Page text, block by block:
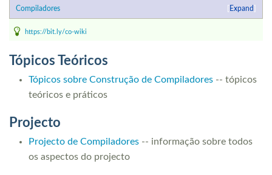
investigação
In other languages
Expand
Compiladores
https://bit.ly/co-wiki
Tópicos Teóricos
Tópicos sobre Construção de Compiladores -- tópicos
teóricos e práticos
Projecto
Projecto de Compiladores -- informação sobre todos
os aspectos do projecto